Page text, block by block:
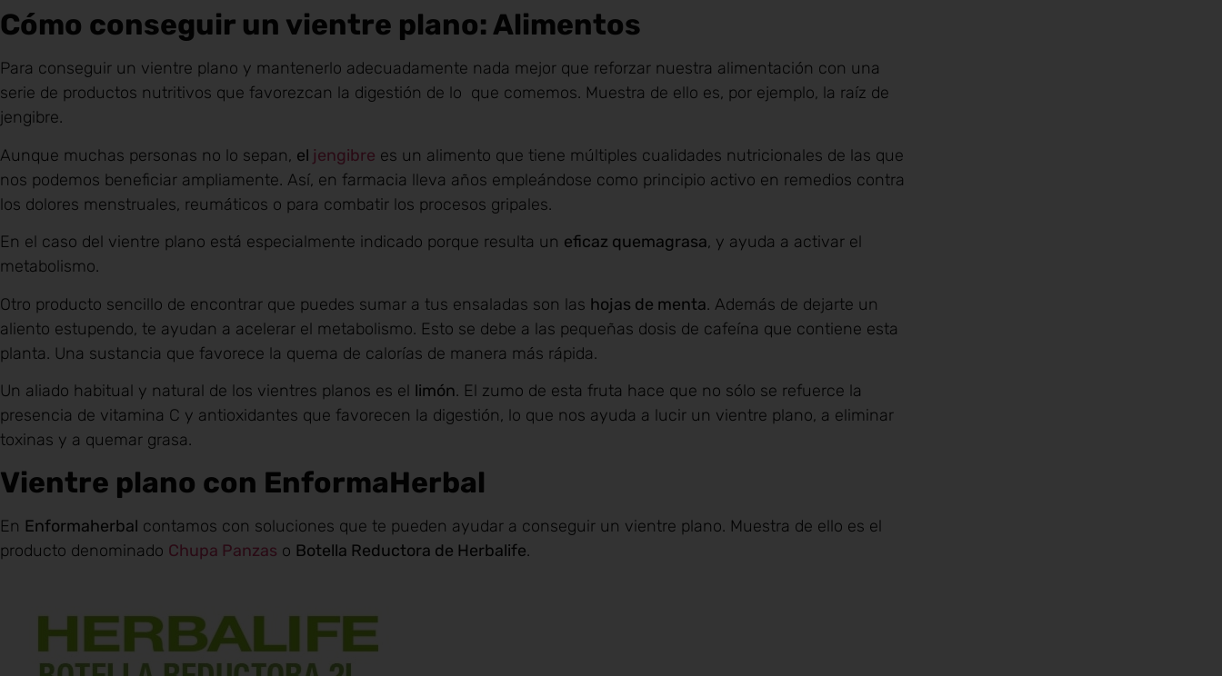
Cómo conseguir un vientre plano: Alimentos
Para conseguir un vientre plano y mantenerlo adecuadamente nada mejor que reforzar nuestra alimentación con una
serie de productos nutritivos que favorezcan la digestión de lo que comemos. Muestra de ello es, por ejemplo, la raíz de
jengibre.
Aunque muchas personas no lo sepan, el jengibre es un alimento que tiene múltiples cualidades nutricionales de las que
nos podemos beneficiar ampliamente. Así, en farmacia lleva años empleándose como principio activo en remedios contra
los dolores menstruales, reumáticos o para combatir los procesos gripales.
En el caso del vientre plano está especialmente indicado porque resulta un eficaz quemagrasa, y ayuda a activar el
metabolismo.
Otro producto sencillo de encontrar que puedes sumar a tus ensaladas son las hojas de menta. Además de dejarte un
aliento estupendo, te ayudan a acelerar el metabolismo. Esto se debe a las pequeñas dosis de cafeína que contiene esta
planta. Una sustancia que favorece la quema de calorías de manera más rápida.
Un aliado habitual y natural de los vientres planos es el limón. El zumo de esta fruta hace que no sólo se refuerce la
presencia de vitamina C y antioxidantes que favorecen la digestión, lo que nos ayuda a lucir un vientre plano, a eliminar
toxinas y a quemar grasa.
Vientre plano con EnformaHerbal
En Enformaherbal contamos con soluciones que te pueden ayudar a conseguir un vientre plano. Muestra de ello es el
producto denominado Chupa Panzas o Botella Reductora de Herbalife.